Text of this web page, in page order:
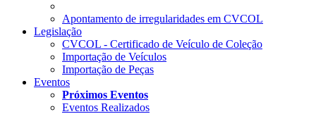
Apontamento de irregularidades em CVCOL
Legislação
CVCOL - Certificado de Veículo de Coleção
Importação de Veículos
Importação de Peças
Eventos
Próximos Eventos
Eventos Realizados